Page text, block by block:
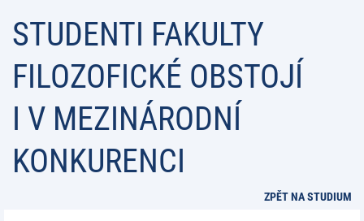
STUDENTI FAKULTY
FILOZOFICKÉ OBSTOJÍ
I V MEZINÁRODNÍ
KONKURENCI
ZPĚT NA STUDIUM